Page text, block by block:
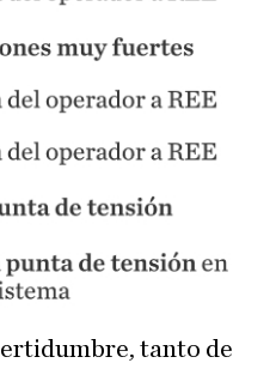
tanto de